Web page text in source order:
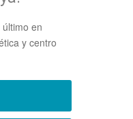
en
y centro